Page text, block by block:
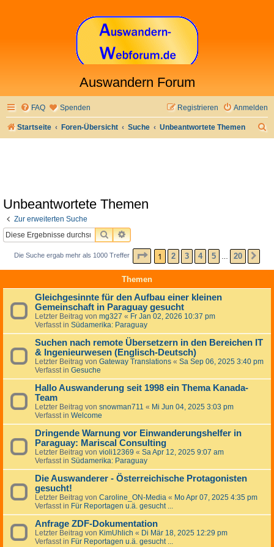
Auswandern Forum
FAQ Spenden Anmelden
Registrieren
Startseite Foren-Übersicht Suche Unbeantwortete Themen
Unbeantwortete Themen
Zur erweiterten Suche
SUCHEERWEITERTE SUCHE
Die Suche ergab mehr als 1000 Treffer SEITE1 VON20
1 2 3 4 5 20
Themen
Gleichgesinnte für den Aufbau einer kleinen
Gemeinschaft in Paraguay gesucht
Letzter Beitrag von mg327 « Fr Jan 02, 2026 10:37 pm
Verfasst in Südamerika: Paraguay
Suchen nach remote Übersetzern in den Bereichen IT
& Ingenieurwesen (Englisch-Deutsch)
Letzter Beitrag von Gateway Translations « Sa Sep 06, 2025 3:40 pm
Verfasst in Gesuche
Hallo Auswanderung seit 1998 ein Thema Kanada-
Team
Letzter Beitrag von snowman711 « Mi Jun 04, 2025 3:03 pm
Verfasst in Welcome
Dringende Warnung vor Einwanderungshelfer in
Paraguay: Mariscal Consulting
Letzter Beitrag von violi12369 « Sa Apr 12, 2025 9:07 am
Verfasst in Südamerika: Paraguay
Die Auswanderer - Österreichische Protagonisten
gesucht!
Letzter Beitrag von Caroline_ON-Media « Mo Apr 07, 2025 4:35 pm
Verfasst in Für Reportagen u.ä. gesucht ...
Anfrage ZDF-Dokumentation
Letzter Beitrag von KimUhlich « Di Mär 18, 2025 12:29 pm
Verfasst in Für Reportagen u.ä. gesucht ...